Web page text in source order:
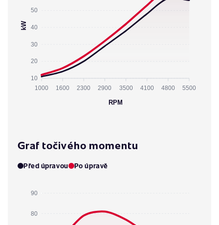
50
40
30
20
10
kW
1000 1600 2300 2900 3500 4100 4800 5500
RPM
Graf točivého momentu
Před úpravou Po úpravě
90
80